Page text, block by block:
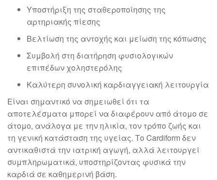
Υποστήριξη της σταθεροποίησης της
αρτηριακής πίεσης
Βελτίωση της αντοχής και μείωση της κόπωσης
Συμβολή στη διατήρηση φυσιολογικών
επιπέδων χοληστερόλης
Καλύτερη συνολική καρδιαγγειακή λειτουργία
Είναι σημαντικό να σημειωθεί ότι τα
αποτελέσματα μπορεί να διαφέρουν από άτομο σε
άτομο, ανάλογα με την ηλικία, τον τρόπο ζωής και
τη γενική κατάσταση της υγείας. Το Cardiform δεν
αντικαθιστά την ιατρική αγωγή, αλλά λειτουργεί
συμπληρωματικά, υποστηρίζοντας φυσικά την
καρδιά σε καθημερινή βάση.